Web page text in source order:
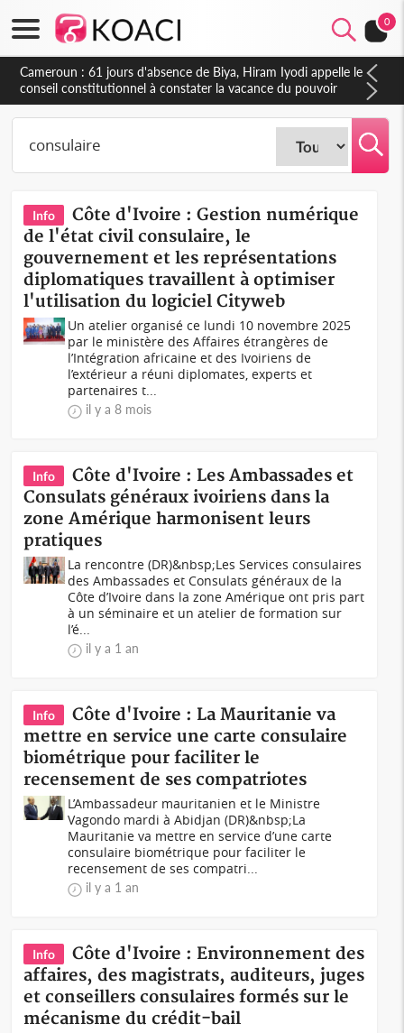
0
Cameroun : 61 jours d'absence de Biya, Hiram Iyodi appelle le
conseil constitutionnel à constater la vacance du pouvoir
Info
Côte d'Ivoire : Gestion numérique
de l'état civil consulaire, le
gouvernement et les représentations
diplomatiques travaillent à optimiser
l'utilisation du logiciel Cityweb
Un atelier organisé ce lundi 10 novembre 2025
par le ministère des Affaires étrangères de
l’Intégration africaine et des Ivoiriens de
l’extérieur a réuni diplomates, experts et
partenaires t...
il y a 8 mois
Info
Côte d'Ivoire : Les Ambassades et
Consulats généraux ivoiriens dans la
zone Amérique harmonisent leurs
pratiques
La rencontre (DR)&nbsp;Les Services consulaires
des Ambassades et Consulats généraux de la
Côte d’Ivoire dans la zone Amérique ont pris part
à un séminaire et un atelier de formation sur
l’é...
il y a 1 an
Info
Côte d'Ivoire : La Mauritanie va
mettre en service une carte consulaire
biométrique pour faciliter le
recensement de ses compatriotes
L’Ambassadeur mauritanien et le Ministre
Vagondo mardi à Abidjan (DR)&nbsp;La
Mauritanie va mettre en service d’une carte
consulaire biométrique pour faciliter le
recensement de ses compatri...
il y a 1 an
Info
Côte d'Ivoire : Environnement des
affaires, des magistrats, auditeurs, juges
et conseillers consulaires formés sur le
mécanisme du crédit-bail